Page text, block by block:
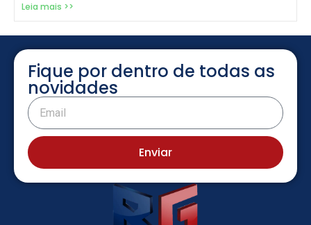
Leia mais >>
Fique por dentro de todas as
novidades
Enviar